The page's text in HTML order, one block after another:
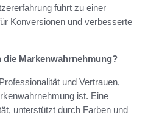
führt zu einer
Konversionen und verbesserte
Markenwahrnehmung?
und Vertrauen,
ist. Eine
unterstützt durch Farben und